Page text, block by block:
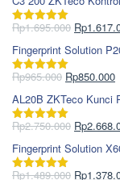
adalah:
Dinilai5.00
Rp1.695.000 Harga
aslinya
adalah:
Rp
Fingerprint Solution
Dinilai5.00
Rp965.000 Harga
aslinya
adalah:
Rp965.000.
Rp850.000
AL20B ZKTeco Kunci
Dinilai5.00
Rp2.750.000 Harga
aslinya
adalah:
Rp
Fingerprint Solution
Dinilai5.00
Rp1.489.000 Harga
Rp